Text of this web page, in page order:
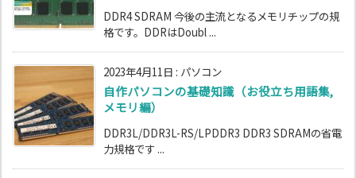
DDR4 SDRAM 今後の主流となるメモリチップの規
格です。DDRはDoubl ...
2023年4月11日 : パソコン
自作パソコンの基礎知識（お役立ち用語集,
メモリ編）
DDR3L/DDR3L-RS/LPDDR3 DDR3 SDRAMの省電
力規格です ...